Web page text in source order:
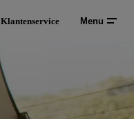
Klantenservice Menu